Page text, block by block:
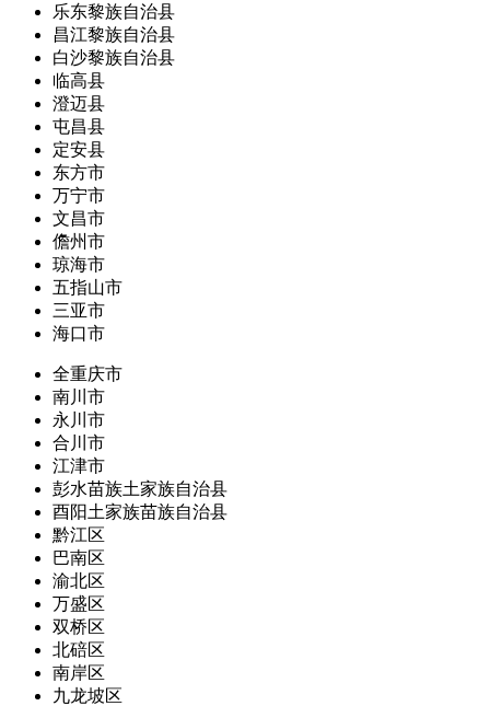
乐东黎族自治县
昌江黎族自治县
白沙黎族自治县
临高县
澄迈县
屯昌县
定安县
东方市
万宁市
文昌市
儋州市
琼海市
五指山市
三亚市
海口市
全重庆市
南川市
永川市
合川市
江津市
彭水苗族土家族自治县
酉阳土家族苗族自治县
黔江区
巴南区
渝北区
万盛区
双桥区
北碚区
南岸区
九龙坡区